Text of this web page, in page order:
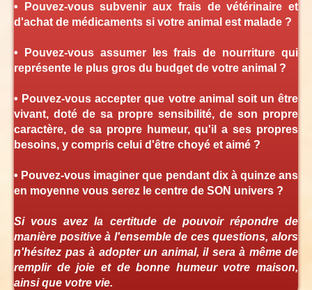
• Pouvez-vous subvenir aux frais de vétérinaire et
d'achat de médicaments si votre animal est malade ?
• Pouvez-vous assumer les frais de nourriture qui
représente le plus gros du budget de votre animal ?
• Pouvez-vous accepter que votre animal soit un être
vivant, doté de sa propre sensibilité, de son propre
caractère, de sa propre humeur, qu'il a ses propres
besoins, y compris celui d'être choyé et aimé ?
• Pouvez-vous imaginer que pendant dix à quinze ans
en moyenne vous serez le centre de SON univers ?
Si vous avez la certitude de pouvoir répondre de
manière positive à l'ensemble de ces questions, alors
n'hésitez pas à adopter un animal, il sera à même de
remplir de joie et de bonne humeur votre maison,
ainsi que votre vie.